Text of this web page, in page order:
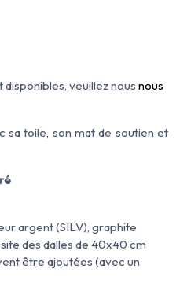
veuillez nous nous
sa toile, son mat de soutien et
argent (SILV), graphite
des dalles de 40x40 cm
être ajoutées (avec un